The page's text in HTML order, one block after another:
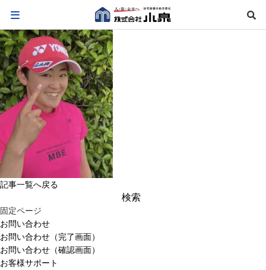
記事一覧へ戻る
索:
固定ページ
お問い合わせ
お問い合わせ（完了画面）
お問い合わせ（確認画面）
お客様サポート